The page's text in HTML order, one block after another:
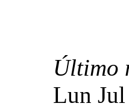
Último
Lun